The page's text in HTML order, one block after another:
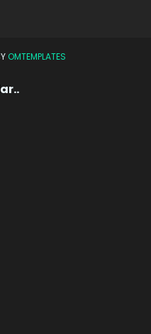
OMTEMPLATES